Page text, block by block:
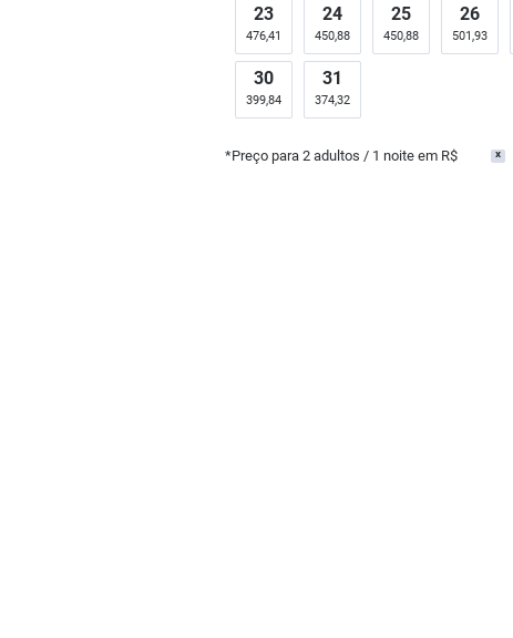
23
476,41
24
450,88
25
450,88
26
501,93
30
399,84
31
374,32
*Preço para2 adultos / 1 noite em R$ x